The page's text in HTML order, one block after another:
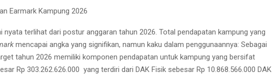
Earmark Kampung 2026
nyata terlihat dari postur anggaran tahun 2026. Total pendapatan kampung yang
mencapai angka yang signifikan, namun kaku dalam penggunaannya: Sebagai
tahun 2026 memiliki komponen pendapatan untuk kampung yang bersifat
Rp 303.262.626.000 yang terdiri dari DAK Fisik sebesar Rp 10.868.566.000 DAK